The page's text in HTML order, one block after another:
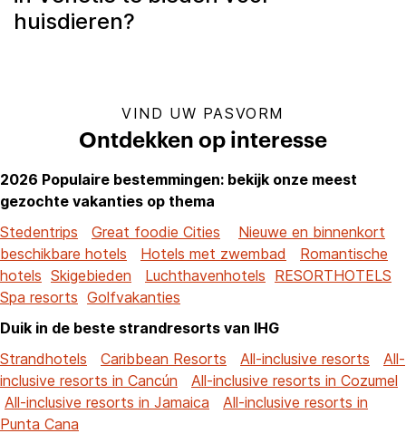
huisdieren?
VIND UW PASVORM
Ontdekken op interesse
2026 Populaire bestemmingen: bekijk onze meest
gezochte vakanties op thema
Stedentrips
Great foodie Cities
Nieuwe en binnenkort
beschikbare hotels
Hotels met zwembad
Romantische
hotels Skigebieden Luchthavenhotels RESORTHOTELS
Spa resorts Golfvakanties
Duik in de beste strandresorts van IHG
Strandhotels
Caribbean Resorts All-inclusive resorts
All-
inclusive resorts in Cancún
All-inclusive resorts in Cozumel
All-inclusive resorts in Jamaica
All-inclusive resorts in
Punta Cana